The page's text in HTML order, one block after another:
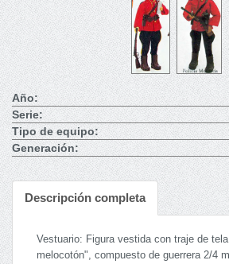
Año:
Serie:
Tipo de equipo:
Generación:
Descripción completa
Vestuario: Figura vestida con traje de
melocotón", compuesto de guerrera 2/4